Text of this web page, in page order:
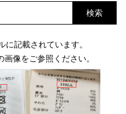
検索
記載されています。
像をご参照ください。